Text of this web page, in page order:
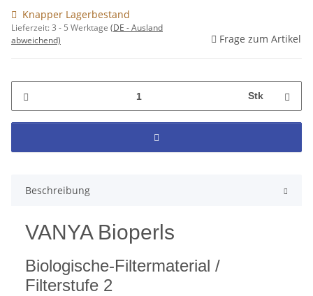
Knapper Lagerbestand
Lieferzeit:3 - 5 Werktage (DE - Ausland
abweichend)
Frage zum Artikel
Stk
Beschreibung
VANYA Bioperls
Biologische-Filtermaterial /
Filterstufe 2